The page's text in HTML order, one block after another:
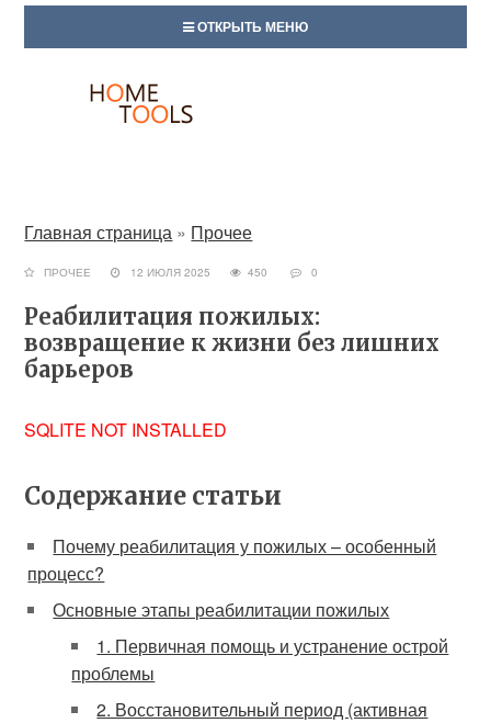
ОТКРЫТЬ МЕНЮ
Главная страница » Прочее
ПРОЧЕЕ 12 ИЮЛЯ 2025 450 0
Реабилитация пожилых:
возвращение к жизни без лишних
барьеров
SQLITE NOT INSTALLED
Содержание статьи
Почему реабилитация у пожилых – особенный
процесс?
Основные этапы реабилитации пожилых
1. Первичная помощь и устранение острой
проблемы
2. Восстановительный период (активная